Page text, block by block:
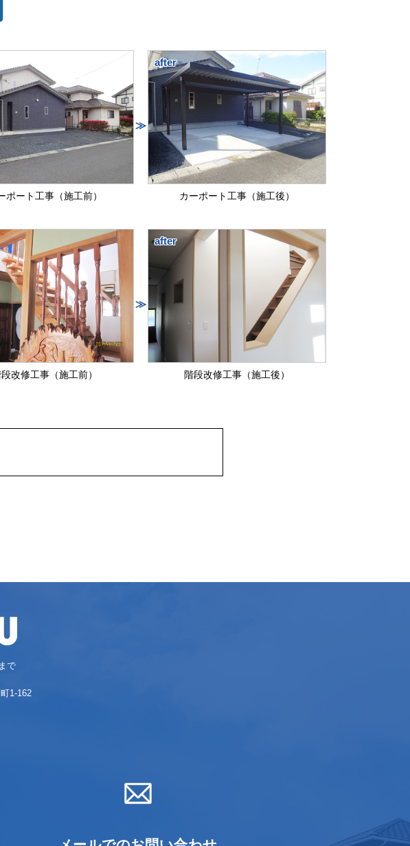
ポート工事（施工前）
≫
カーポート工事（施工後）
after
改修工事（施工前）
≫
階段改修工事（施工後）
after
で
1-162